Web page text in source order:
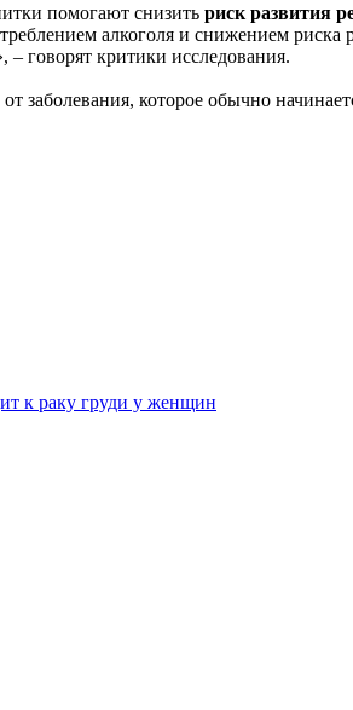
помогают снизить риск развития
алкоголя и снижением риска
– говорят критики исследования.
заболевания, которое обычно
к раку груди у женщин